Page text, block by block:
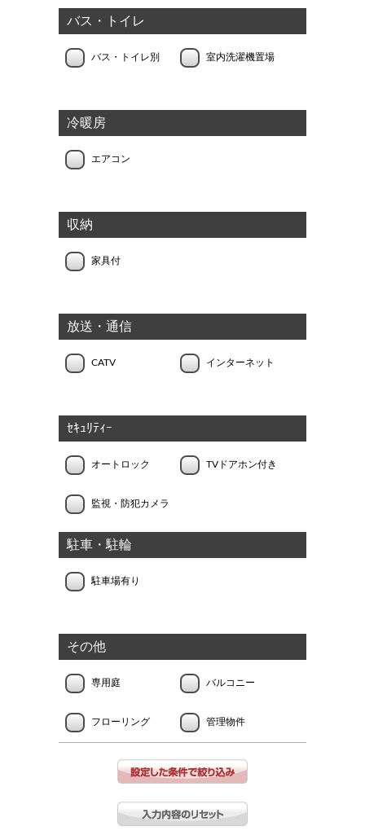
バス・トイレ
バス・トイレ別 室内洗濯機置場
冷暖房
エアコン
収納
家具付
放送・通信
CATV インターネット
ｾｷｭﾘﾃｨｰ
オートロック TVドアホン付き
監視・防犯カメラ
駐車・駐輪
駐車場有り
その他
専用庭 バルコニー
フローリング 管理物件